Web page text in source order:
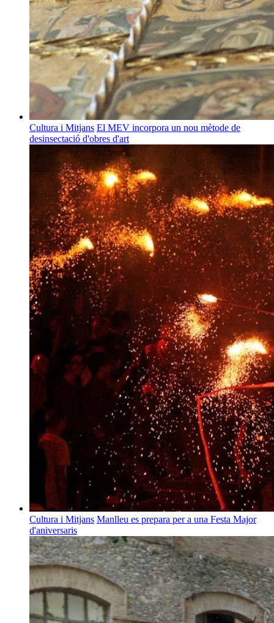
Cultura i Mitjans El MEV incorpora un nou mètode de
desinsectació d'obres d'art
Cultura i Mitjans Manlleu es prepara per a una Festa Major
d'aniversaris